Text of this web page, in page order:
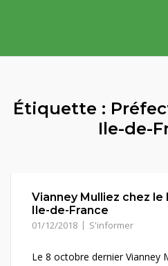
Étiquette :
Ile-de-
Vianney Mulliez chez
Ile-de-France
01/12/2018 S'informer
Le 8 octobre dernier Vianney